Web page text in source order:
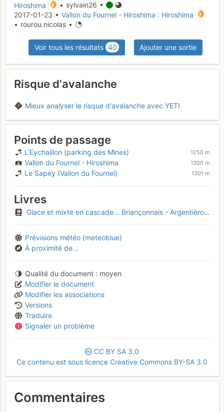
Hiroshima
• sylvain26 •
2017-01-23 • Vallon du Fournel - Hiroshima : Hiroshima
• rourou.nicolas •
Voir tous les résultats 40 Ajouter une sortie
Risque d'avalanche
Mieux analyser le risque d'avalanche avec YETI
Points de passage
L'Eychaillon (parking des Mines) 1250 m
Vallon du Fournel - Hiroshima 1300 m
Le Sapey (Vallon du Fournel) 1301 m
Livres
Glace et mixte en cascade... Briançonnais - Argentièrois - Embrunais
Prévisions météo (meteoblue)
À proximité de...
Qualité du document
moyen
Modifier le document
Modifier les associations
Versions
Traduire
Signaler un problème
CC BY SA 3.0
Ce contenu est sous licence Creative Commons BY-SA 3.0
Commentaires